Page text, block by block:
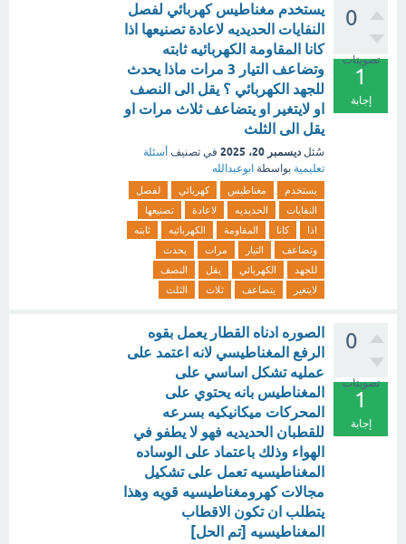
0
تصويتات
1
إجابة
يستخدم مغناطيس كهربائي لفصل
النفايات الحديديه لاعادة تصنيعها اذا
كانا المقاومة الكهربائيه ثابته
وتضاعف التيار 3 مرات ماذا يحدث
للجهد الكهربائي ؟ يقل الى النصف
او لايتغير او يتضاعف ثلاث مرات او
يقل الى الثلث
سُئل ديسمبر 20، 2025 في تصنيف أسئلة
تعليمية بواسطة ابوعبدالله
يستخدم مغناطيس كهربائي
لفصل
النفايات
الحديديه لاعادة
تصنيعها
اذا
كانا المقاومة الكهربائيه
ثابته
وتضاعف
التيار مرات
يحدث
للجهد
الكهربائي يقل
النصف
لايتغير
يتضاعف ثلاث الثلث
0
تصويتات
1
إجابة
الصوره ادناه القطار يعمل بقوه
الرفع المغناطيسي لانه اعتمد على
عمليه تشكل اساسي على
المغناطيس بانه يحتوي على
المحركات ميكانيكيه بسرعه
للقطبان الحديديه فهو لا يطفو في
الهواء وذلك باعتماد على الوساده
المغناطيسيه تعمل على تشكيل
مجالات كهرومغناطيسيه قويه وهذا
يتطلب ان تكون الاقطاب
المغناطيسيه [تم الحل]